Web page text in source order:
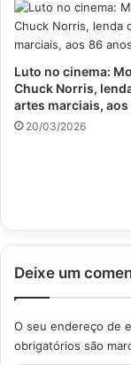
Luto no cinema:
Chuck Norris,
artes marciais, aos
20/03/2026
Deixe um
O seu endereço de
obrigatórios são